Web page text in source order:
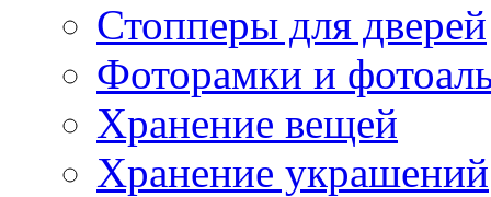
Стопперы для дверей
Фоторамки и
Хранение вещей
Хранение украшений